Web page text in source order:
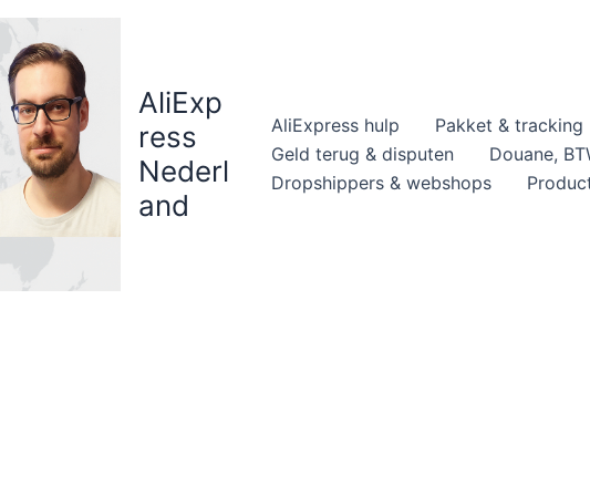
AliExp
ress
Nederl
and
AliExpress hulp Pakket & tracking
Geld terug & disputen
Douane,
Dropshippers & webshops